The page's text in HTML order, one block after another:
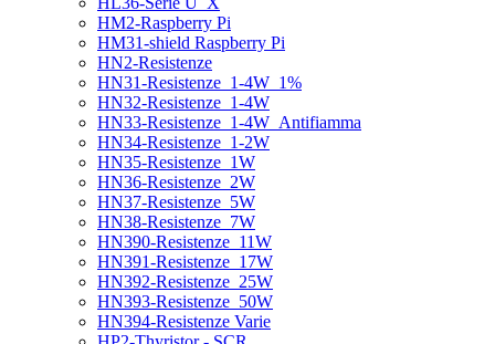
HM2-Raspberry Pi
HM31-shield Raspberry Pi
HN2-Resistenze
HN31-Resistenze_1-4W_1%
HN32-Resistenze_1-4W
HN33-Resistenze_1-4W_Antifiamma
HN34-Resistenze_1-2W
HN35-Resistenze_1W
HN36-Resistenze_2W
HN37-Resistenze_5W
HN38-Resistenze_7W
HN390-Resistenze_11W
HN391-Resistenze_17W
HN392-Resistenze_25W
HN393-Resistenze_50W
HN394-Resistenze Varie